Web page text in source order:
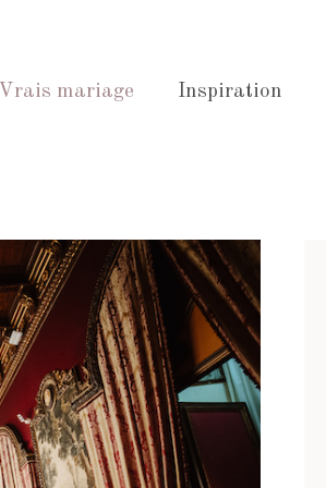
Vrais mariage Inspiration